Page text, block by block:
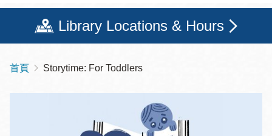
Library Locations & Hours
導
航
首頁 Storytime: For Toddlers